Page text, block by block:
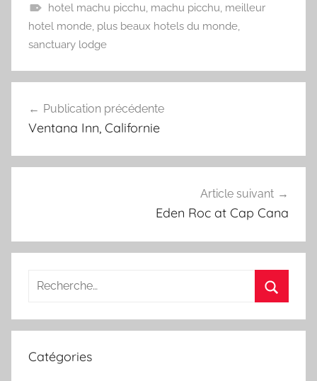
hotel machu picchu, machu picchu, meilleur
hotel monde, plus beaux hotels du monde,
sanctuary lodge
de
Publication précédente
Ventana Inn, Californie
Article suivant
Eden Roc at Cap Cana
Recherche
:
Catégories